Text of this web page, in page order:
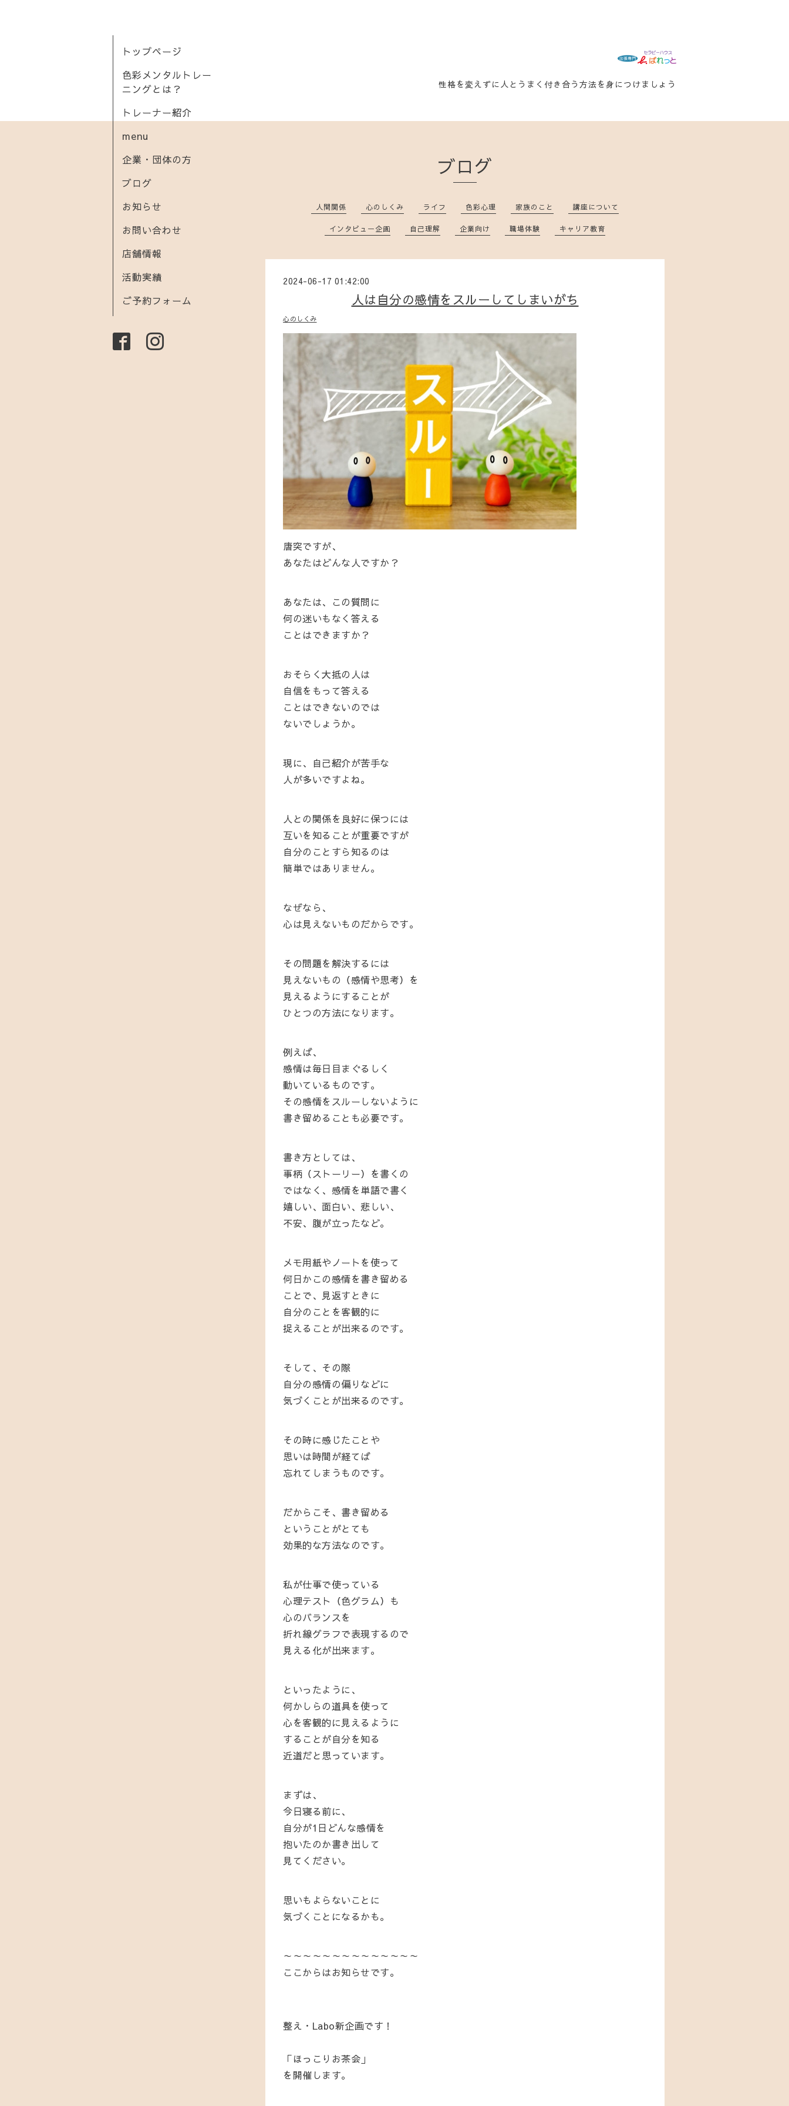
性格を変えずに人とうまく付き合う方法を身につけましょう
トップページ
色彩メンタルトレー
ニングとは？
トレーナー紹介
menu
企業・団体の方
ブログ
お知らせ
お問い合わせ
店舗情報
活動実績
ご予約フォーム
ブログ
人間関係 心のしくみ ライフ 色彩心理 家族のこと 講座について
インタビュー企画 自己理解 企業向け 職場体験 キャリア教育
2024-06-17 01:42:00
人は自分の感情をスルーしてしまいがち
心のしくみ
唐突ですが、
あなたはどんな人ですか？
あなたは、この質問に
何の迷いもなく答える
ことはできますか？
おそらく大抵の人は
自信をもって答える
ことはできないのでは
ないでしょうか。
現に、自己紹介が苦手な
人が多いですよね。
人との関係を良好に保つには
互いを知ることが重要ですが
自分のことすら知るのは
簡単ではありません。
なぜなら、
心は見えないものだからです。
その問題を解決するには
見えないもの（感情や思考）を
見えるようにすることが
ひとつの方法になります。
例えば、
感情は毎日目まぐるしく
動いているものです。
その感情をスルーしないように
書き留めることも必要です。
書き方としては、
事柄（ストーリー）を書くの
ではなく、感情を単語で書く
嬉しい、面白い、悲しい、
不安、腹が立ったなど。
メモ用紙やノートを使って
何日かこの感情を書き留める
ことで、見返すときに
自分のことを客観的に
捉えることが出来るのです。
そして、その際
自分の感情の偏りなどに
気づくことが出来るのです。
その時に感じたことや
思いは時間が経てば
忘れてしまうものです。
だからこそ、書き留める
ということがとても
効果的な方法なのです。
私が仕事で使っている
心理テスト（色グラム）も
心のバランスを
折れ線グラフで表現するので
見える化が出来ます。
といったように、
何かしらの道具を使って
心を客観的に見えるように
することが自分を知る
近道だと思っています。
まずは、
今日寝る前に、
自分が1日どんな感情を
抱いたのか書き出して
見てください。
思いもよらないことに
気づくことになるかも。
～～～～～～～～～～～～～～
ここからはお知らせです。
整え・Labo新企画です！
「ほっこりお茶会」
を開催します。